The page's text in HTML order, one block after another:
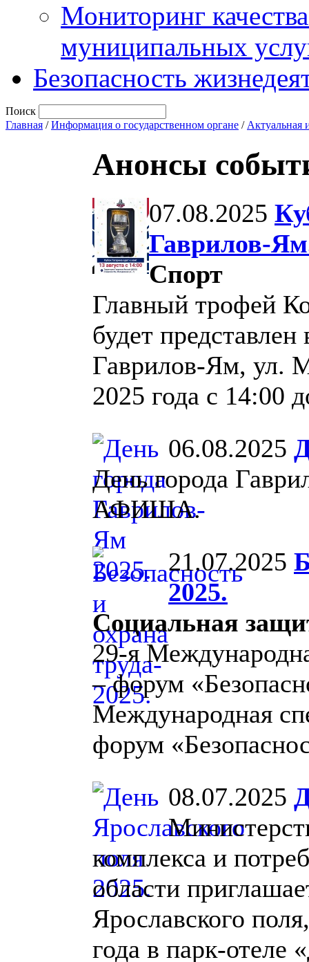
Мониторинг
муниципальных
Безопасность
Поиск
Главная /Информация о государственном органе / Актуальная
Анонсы
07.08.2025
Гаврилов-
Спорт
Главный трофей
будет
Гаврилов-Ям, ул.
2025 года с 14:00
06.08.2025
День города
АФИША.
21.07.2025
2025.
Социальная
29-я
– форум
Международная
форум
08.07.2025
комплекса и
области
Ярославского
года в парк-